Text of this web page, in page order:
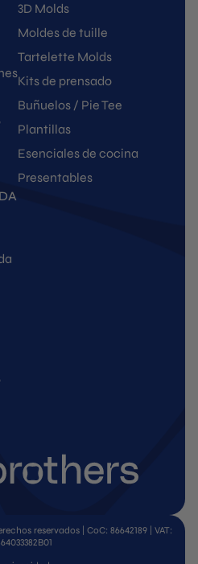
3D Molds
Moldes de tuille
Tartelette Molds
Kits de prensado
Buñuelos / Pie Tee
Plantillas
Esenciales de cocina
Presentables
reservados | CoC: 86642189 | VAT: